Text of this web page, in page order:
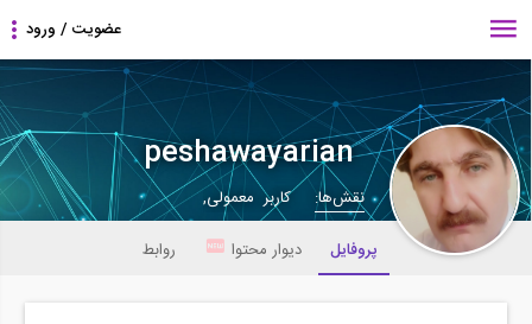
peshawayarian
نقش‌ها:
کاربر معمولی,
پروفایل
دیوار محتوا روابط